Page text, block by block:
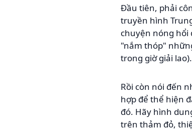
Đầu tiên, phải
truyền hình
chuyện nóng hổi
"nắm thóp"
trong giờ giải lao).
Rồi còn nói đến
hợp để thể hiện
đó. Hãy hình
trên thảm đỏ,